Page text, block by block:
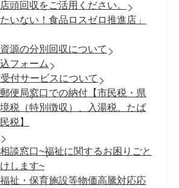
頭回収をご活用ください。
いない！食品ロスゼロ推進店」
源の分別回収について
フォーム
付サービスについて
便局窓口での納付【市民税・県
税（特別徴収）、入湯税、たば
税】
談窓口~福祉に関するお困りごと
します~
祉・保育施設等物価高騰対応応